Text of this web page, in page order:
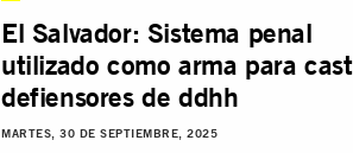
El Salvador: Sistema penal
utilizado como arma para
defiensores de ddhh
MARTES, 30 DE SEPTIEMBRE, 2025